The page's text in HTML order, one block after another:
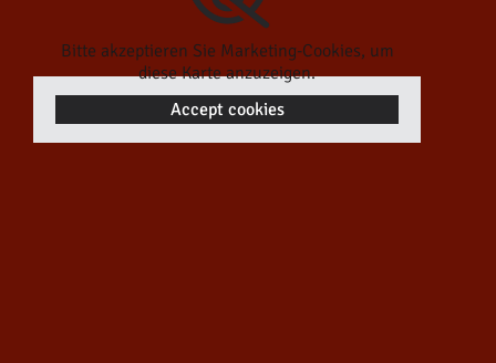
Bitte akzeptieren Sie Marketing-Cookies, um
diese Karte anzuzeigen.
Accept cookies